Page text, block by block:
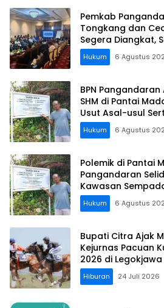
Pemkab
Tongkang dan
Segera Diangkat,
Koordinasi
Hukum 6 Agustus
BPN
SHM di Pantai
Usut Asal-usul
Hukum 6 Agustus
Polemik di Pantai
Pangandaran
Kawasan
Hukum 6 Agustus
Bupati Citra Ajak
Kejurnas Pacuan
2026 di Legokjawa
Hiburan 24 Juli 2026